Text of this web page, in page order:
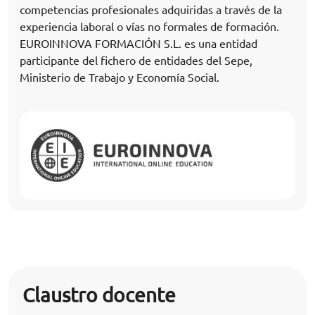
competencias profesionales adquiridas a través de la
experiencia laboral o vías no formales de formación.
EUROINNOVA FORMACIÓN S.L. es una entidad
participante del fichero de entidades del Sepe,
Ministerio de Trabajo y Economía Social.
Claustro docente